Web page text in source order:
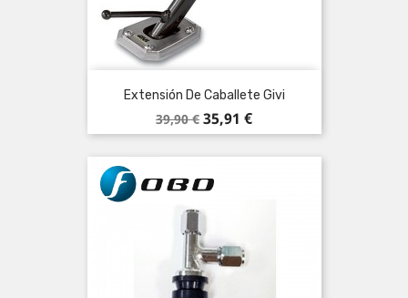
Extensión De Caballete Givi
Precio
base
39,90 € Precio
35,91 €